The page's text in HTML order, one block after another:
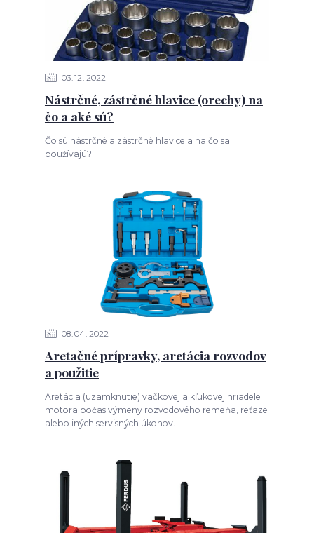
03 12 2022
Nástrčné, zástrčné hlavice (orechy) na
čo a aké sú?
Čo sú nástrčné a zástrčné hlavice a na čo sa
používajú?
08 04 2022
Aretačné prípravky, aretácia rozvodov
a použitie
Aretácia (uzamknutie) vačkovej a kľukovej hriadele
motora počas výmeny rozvodového remeňa, reťaze
alebo iných servisných úkonov.